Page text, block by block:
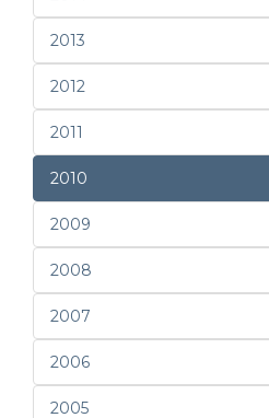
2013
2012
2011
2010
2009
2008
2007
2006
2005